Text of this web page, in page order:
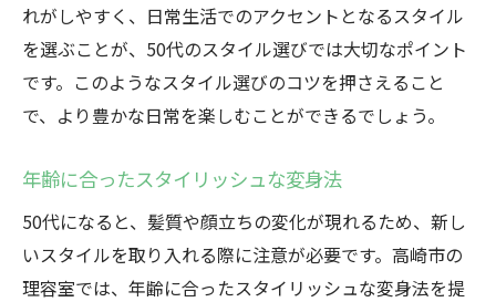
スタイリストによるスタイル診断
50代の髪質改善に最適な施術法
安心して任せられる理容室の条件
自信
輝く50代を手に入れるための第一歩
高崎市で自信を持てるスタイルを探す
理容室でのカウンセリングの重要性
れがしやすく、日常生活でのアクセントとなるスタイル
を選ぶことが、50代のスタイル選びでは大切なポイント
です。このようなスタイル選びのコツを押さえること
で、より豊かな日常を楽しむことができるでしょう。
年齢に合ったスタイリッシュな変身法
50代になると、髪質や顔立ちの変化が現れるため、新し
いスタイルを取り入れる際に注意が必要です。高崎市の
理容室では、年齢に合ったスタイリッシュな変身法を提